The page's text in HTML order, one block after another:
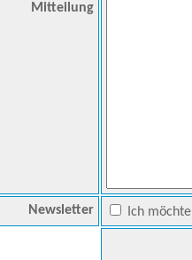
Mitteilung
Newsletter Ich